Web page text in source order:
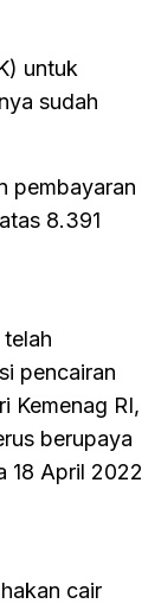
untuk
sudah
pembayaran
8.391
pencairan
Kemenag RI,
berupaya
18 April 2022
cair